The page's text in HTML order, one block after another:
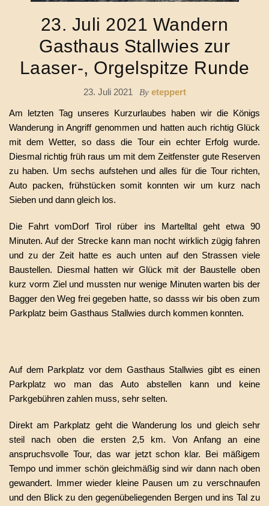
23. Juli 2021 Wandern
Gasthaus Stallwies zur
Laaser-, Orgelspitze Runde
23. Juli 2021 By eteppert
Am letzten Tag unseres Kurzurlaubes haben wir die Königs
Wanderung in Angriff genommen und hatten auch richtig Glück
mit dem Wetter, so dass die Tour ein echter Erfolg wurde.
Diesmal richtig früh raus um mit dem Zeitfenster gute Reserven
zu haben. Um sechs aufstehen und alles für die Tour richten,
Auto packen, frühstücken somit konnten wir um kurz nach
Sieben und dann gleich los.
Die Fahrt vomDorf Tirol rüber ins Martelltal geht etwa 90
Minuten. Auf der Strecke kann man nocht wirklich zügig fahren
und zu der Zeit hatte es auch unten auf den Strassen viele
Baustellen. Diesmal hatten wir Glück mit der Baustelle oben
kurz vorm Ziel und mussten nur wenige Minuten warten bis der
Bagger den Weg frei gegeben hatte, so dasss wir bis oben zum
Parkplatz beim Gasthaus Stallwies durch kommen konnten.
Auf dem Parkplatz vor dem Gasthaus Stallwies gibt es einen
Parkplatz wo man das Auto abstellen kann und keine
Parkgebühren zahlen muss, sehr selten.
Direkt am Parkplatz geht die Wanderung los und gleich sehr
steil nach oben die ersten 2,5 km. Von Anfang an eine
anspruchsvolle Tour, das war jetzt schon klar. Bei mäßigem
Tempo und immer schön gleichmäßig sind wir dann nach oben
gewandert. Immer wieder kleine Pausen um zu verschnaufen
und den Blick zu den gegenübeliegenden Bergen und ins Tal zu